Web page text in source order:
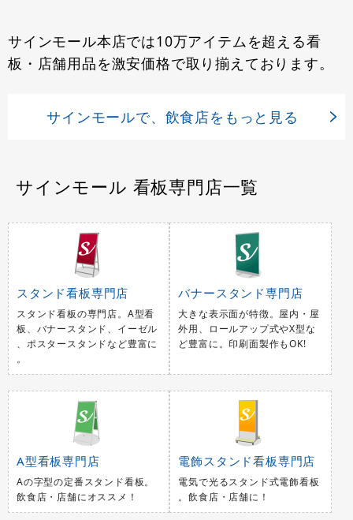
サインモール本店では10万アイテムを超える看
板・店舗用品を激安価格で取り揃えております。
サインモールで、飲食店をもっと見る
サインモール 看板専門店一覧
スタンド看板専門店
スタンド看板の専門店。A型看
板、バナースタンド、イーゼル
、ポスタースタンドなど豊富に
。
バナースタンド専門店
大きな表示面が特徴。屋内・屋
外用、ロールアップ式やX型な
ど豊富に。印刷面製作もOK!
A型看板専門店
Aの字型の定番スタンド看板。
飲食店・店舗にオススメ！
電飾スタンド看板専門店
電気で光るスタンド式電飾看板
。飲食店・店舗に！